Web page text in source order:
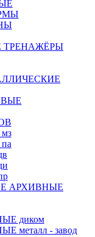
ТРЕНАЖЁРЫ
АРХИВНЫЕ
диком
металл - завод